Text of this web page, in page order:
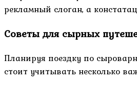
рекламный слоган, а
Советы для сырных
Планируя поездку по
стоит учитывать несколько